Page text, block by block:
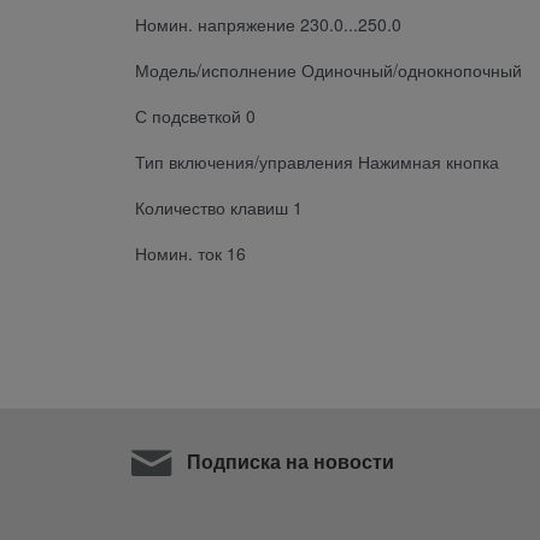
Номин. напряжение 230.0...250.0
Модель/исполнение Одиночный/однокнопочный
С подсветкой 0
Тип включения/управления Нажимная кнопка
Количество клавиш 1
Номин. ток 16
Подписка на новости